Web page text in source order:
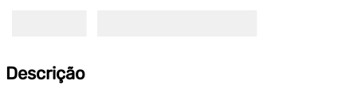
Descrição